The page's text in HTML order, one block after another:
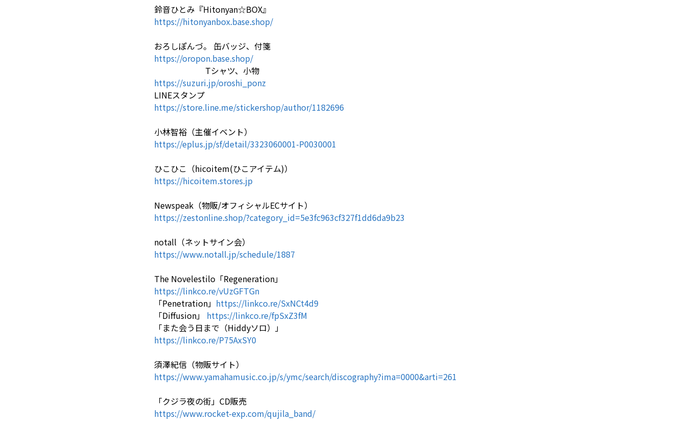
鈴音ひとみ『Hitonyan☆BOX』
https://hitonyanbox.base.shop/
おろしぽんづ。 缶バッジ、付箋
https://oropon.base.shop/
Tシャツ、小物
https://suzuri.jp/oroshi_ponz
LINEスタンプ
https://store.line.me/stickershop/author/1182696
小林智裕（主催イベント）
https://eplus.jp/sf/detail/3323060001-P0030001
ひこひこ（hicoitem(ひこアイテム)）
https://hicoitem.stores.jp
Newspeak（物販/オフィシャルECサイト）
https://zestonline.shop/?category_id=5e3fc963cf327f1dd6da9b23
notall（ネットサイン会）
https://www.notall.jp/schedule/1887
The Novelestilo「Regeneration」
https://linkco.re/vUzGFTGn
「Penetration」 https://linkco.re/SxNCt4d9
「Diffusion」 https://linkco.re/fpSxZ3fM
「また会う日まで（Hiddyソロ）」
https://linkco.re/P75AxSY0
須澤紀信（物販サイト）
https://www.yamahamusic.co.jp/s/ymc/search/discography?ima=0000&arti=261
「クジラ夜の街」CD販売
https://www.rocket-exp.com/qujila_band/